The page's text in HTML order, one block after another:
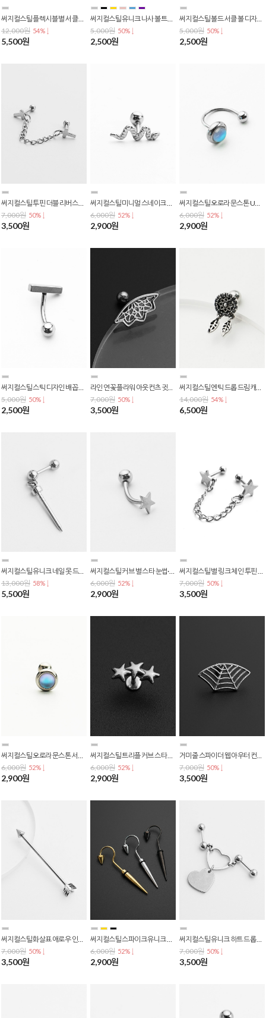
써지컬스틸 플렉시블 별 서클 포인트 사선 투핀 바벨 인더스트리얼 피어싱 P-0809
12,000원 54% ↓
5,500원
써지컬스틸 유니크 나사 볼트 스크류 피어싱 P-0185
5,000원 50% ↓
2,500원
써지컬스틸 볼드 서클 볼 디자인 배꼽 귓볼 커브 벨리 바벨 피어싱 P-0808
5,000원 50% ↓
2,500원
써지컬스틸 투핀 더블 리버스 십자가 연결 체인 바벨 피어싱 P-0807
7,000원 50% ↓
3,500원
써지컬스틸 미니멀 스네이크 뱀 바벨 피어싱 바두께 0.8mm P-0806
6,000원 52% ↓
2,900원
써지컬스틸 오로라 문스톤 U자형 바벨 피어싱 (바두께 0.8mm) P-0805
6,000원 52% ↓
2,900원
5,000원 50% ↓
2,500원
7,000원 50% ↓
3,500원
써지컬스틸 엔틱 드롭 드림캐쳐 바벨 피어싱 P-0802
14,000원 54% ↓
6,500원
써지컬스틸 유니크 네일 못 드롭 바벨 피어싱 P-0801
13,000원 58% ↓
5,500원
써지컬스틸 커브 별 스타 눈썹·입술·귓바퀴·배꼽 바나나 피어싱 P-0800
6,000원 52% ↓
2,900원
써지컬스틸 별 링크 체인 투핀 투홀 바벨 피어싱 P-0799
7,000원 50% ↓
3,500원
6,000원 52% ↓
2,900원
6,000원 52% ↓
2,900원
7,000원 50% ↓
3,500원
써지컬스틸 화살표 애로우 인더스트리얼 피어싱 1.6mm 유니크 사선 바벨 피어싱 P-0795
7,000원 50% ↓
3,500원
써지컬스틸 스파이크 유니크 훅 고리 롱 콘 드롭 피어싱 P-0122
6,000원 52% ↓
2,900원
써지컬스틸 유니크 하트 드롭 커넥팅 인더스트리얼 사선 투핀 피어싱 P-0794
7,000원 50% ↓
3,500원